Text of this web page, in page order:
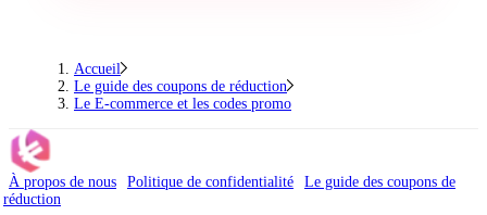
Accueil
Le guide des coupons de réduction
Le E-commerce et les codes promo
À propos de nous Politique de confidentialité
Le guide des coupons de
réduction